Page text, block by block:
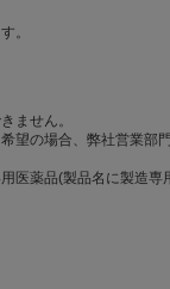
。
ません。
望の場合、弊社営業部
薬品(製品名に製造専